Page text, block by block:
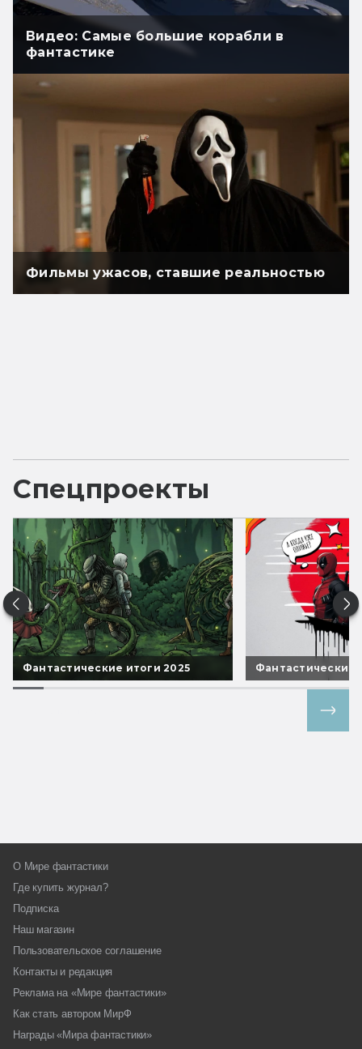
Видео: Самые большие корабли в
фантастике
Фильмы ужасов, ставшие реальностью
Спецпроекты
Фантастические итоги 2025 Фантастические
О Мире фантастики
Где купить журнал?
Подписка
Наш магазин
Пользовательское соглашение
Контакты и редакция
Реклама на «Мире фантастики»
Как стать автором МирФ
Награды «Мира фантастики»